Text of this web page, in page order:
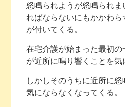
怒鳴られようが怒鳴られ
ればならないにもかかわ
が付いてくる。
在宅介護が始まった最初
が近所に鳴り響くことを気
しかしそのうちに近所に怒
気にならなくなってくる。